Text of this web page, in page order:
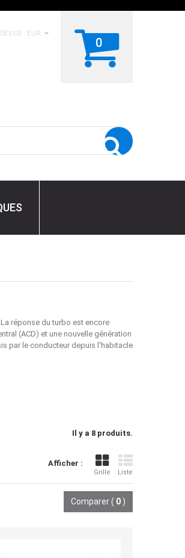
0
DEVISE : EUR
réponse du turbo est encore
(ACD) et une nouvelle génération
par le conducteur depuis l'habitacle
Il y a 8 produits.
Afficher :
Grille Liste
Comparer ( 0 )